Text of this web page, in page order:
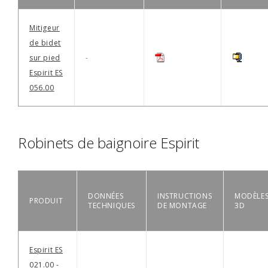
Mitigeur
de bidet
sur pied
Espirit ES
056.00
-
Robinets de baignoire Espirit
PRODUIT
DONNÉES
TECHNIQUES
INSTRUCTIONS
DE MONTAGE
3D
Espirit ES
021.00 -